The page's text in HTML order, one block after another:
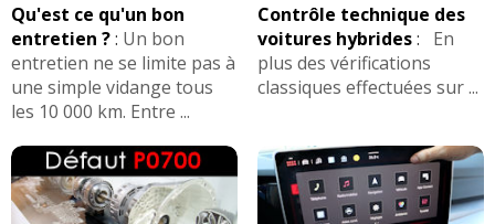
Qu'est ce qu'un bon
entretien ?: Un bon
entretien ne se limite pas à
une simple vidange tous
les 10 000 km. Entre ...
Contrôle technique des
voitures hybrides:
En
plus des vérifications
classiques effectuées sur ...